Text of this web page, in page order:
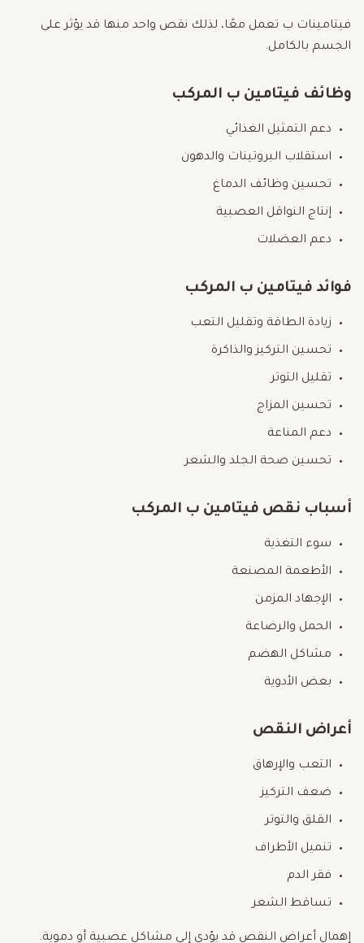
فيتامينات ب تعمل معًا، لذلك نقص واحد منها قد يؤثر على
الجسم بالكامل.
وظائف فيتامين ب المركب
دعم التمثيل الغذائي
استقلاب البروتينات والدهون
تحسين وظائف الدماغ
إنتاج النواقل العصبية
دعم العضلات
فوائد فيتامين ب المركب
زيادة الطاقة وتقليل التعب
تحسين التركيز والذاكرة
تقليل التوتر
تحسين المزاج
دعم المناعة
تحسين صحة الجلد والشعر
أسباب نقص فيتامين ب المركب
سوء التغذية
الأطعمة المصنعة
الإجهاد المزمن
الحمل والرضاعة
مشاكل الهضم
بعض الأدوية
أعراض النقص
التعب والإرهاق
ضعف التركيز
القلق والتوتر
تنميل الأطراف
فقر الدم
تساقط الشعر
إهمال أعراض النقص قد يؤدي إلى مشاكل عصبية أو دموية.